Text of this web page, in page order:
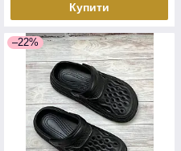
Купити
–22%